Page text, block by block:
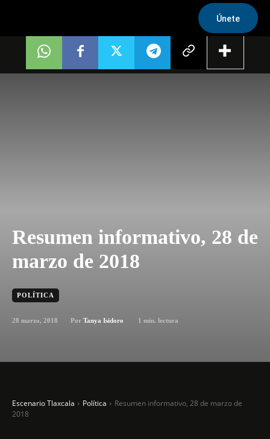
Únete
Resumen informativo, 28 de
marzo de 2018
POLÍTICA
28 marzo, 2018 Por Tanya Isidoro 1 min. lectura
Escenario Tlaxcala Política
Resumen informativo, 28 de marzo de
2018